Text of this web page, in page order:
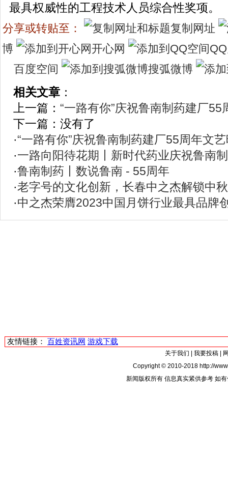
最具权威性的工程技术人员综合性奖项。
分享或转贴至：
复制网址
博
开心网
百度空间
搜弧微博
相关文章 ：
上一篇： “一路有你”庆祝鲁南制药建厂
下一篇：没有了
·“一路有你”庆祝鲁南制药建厂55周年文
·一路向阳待花期丨新时代药业庆祝鲁南
·鲁南制药丨数说鲁南 - 55周年
·老字号的文化创新，长春中之杰解锁中
·中之杰荣膺2023中国月饼行业最具品牌
友情链接： 百姓资讯网 游戏下载
关于我们 我要投稿|
Copyright © 2010-2018 http://
新闻版权所有 信息真实紧供参考 如